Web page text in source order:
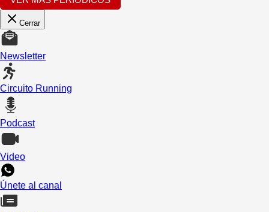
Cerrar
Newsletter
Circuito Running
Podcast
Video
Únete al canal